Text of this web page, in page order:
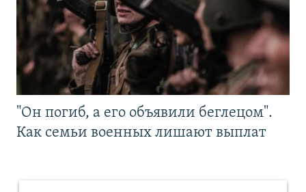
"Он погиб, а его объявили беглецом".
Как семьи военных лишают выплат